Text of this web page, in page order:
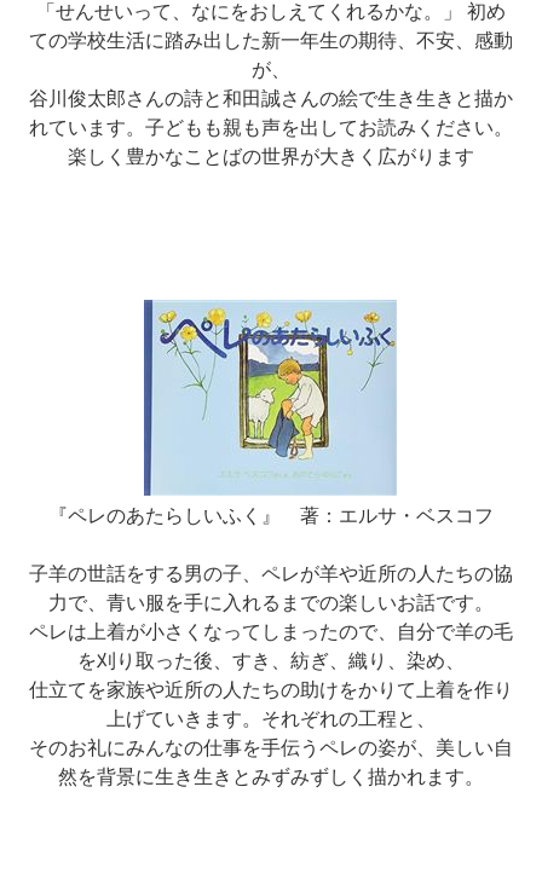
「せんせいって、なにをおしえてくれるかな。」 初め
ての学校生活に踏み出した新一年生の期待、不安、感動
が、
谷川俊太郎さんの詩と和田誠さんの絵で生き生きと描か
れています。子どもも親も声を出してお読みください。
楽しく豊かなことばの世界が大きく広がります
『ペレのあたらしいふく』 著：エルサ・ベスコフ
子羊の世話をする男の子、ペレが羊や近所の人たちの協
力で、青い服を手に入れるまでの楽しいお話です。
ペレは上着が小さくなってしまったので、自分で羊の毛
を刈り取った後、すき、紡ぎ、織り、染め、
仕立てを家族や近所の人たちの助けをかりて上着を作り
上げていきます。それぞれの工程と、
そのお礼にみんなの仕事を手伝うペレの姿が、美しい自
然を背景に生き生きとみずみずしく描かれます。